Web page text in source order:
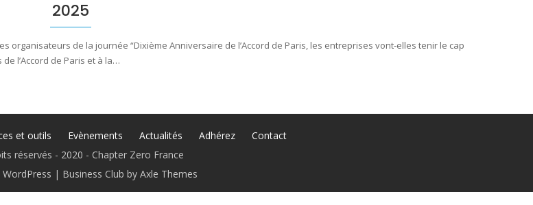
2025
de la journée “Dixième Anniversaire de l’Accord de Paris, les entreprises vont-elles tenir le cap
de l’Accord de Paris et à la…
et outils Evènements Actualités Adhérez
Contact
réservés - 2020 - Chapter Zero France
| Business Club by Axle Themes